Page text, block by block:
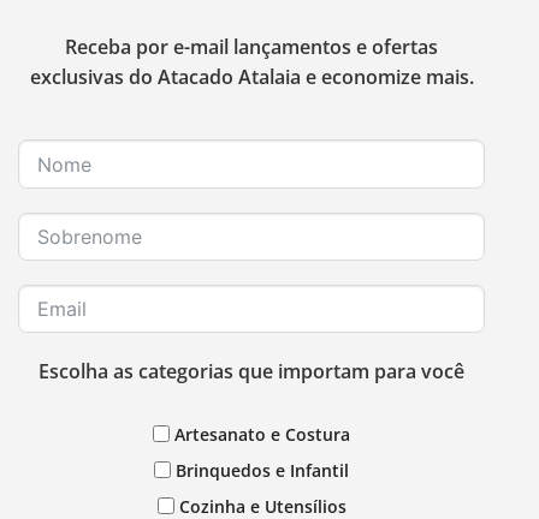
Receba por e-mail lançamentos e ofertas
exclusivas do Atacado Atalaia e economize mais.
Escolha as categorias que importam para você
Artesanato e Costura
Brinquedos e Infantil
Cozinha e Utensílios